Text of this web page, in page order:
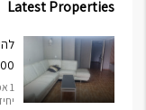
Latest Properties
1 אמבטיה •